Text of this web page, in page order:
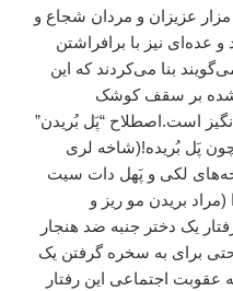
عزیزان و مردان شجاع و
عده‌ای نیز با برافراشتن
بنا می‌کردند ‌که این
شده بر سقف کوشک
است.اصطلاح “پَل بُریدن”
پَل بُریده!(شاخه لری
لکی و پَهل دات سیت
بریدن مو ریز و
یک دختر جنبه ضد هنجار
برای به سخره گرفتن یک
اجتماعی این رفتار